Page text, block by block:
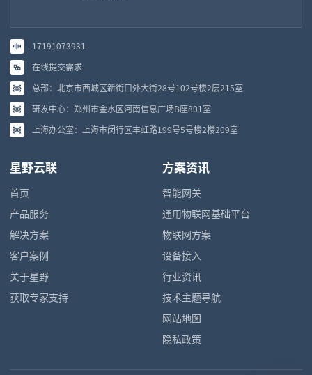
17191073931
在线提交需求
总部：北京市西城区新街口外大街28号102号楼2层215室
研发中心：郑州市金水区河南信息广场B座801室
上海办公室：上海市闵行区丰虹路199号5号楼2楼209室
星野云联
首页
产品服务
解决方案
客户案例
关于星野
获取专家支持
方案资讯
智能网关
通用物联网基础平台
物联网方案
设备接入
行业资讯
技术主题导航
网站地图
隐私政策